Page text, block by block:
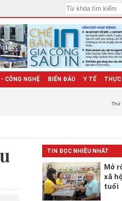
CÔNG NGHỆ BIỂN ĐẢO Y TẾ
Thứ
TIN ĐỌC NHIỀU NHẤT
Mở
xã
tuổi